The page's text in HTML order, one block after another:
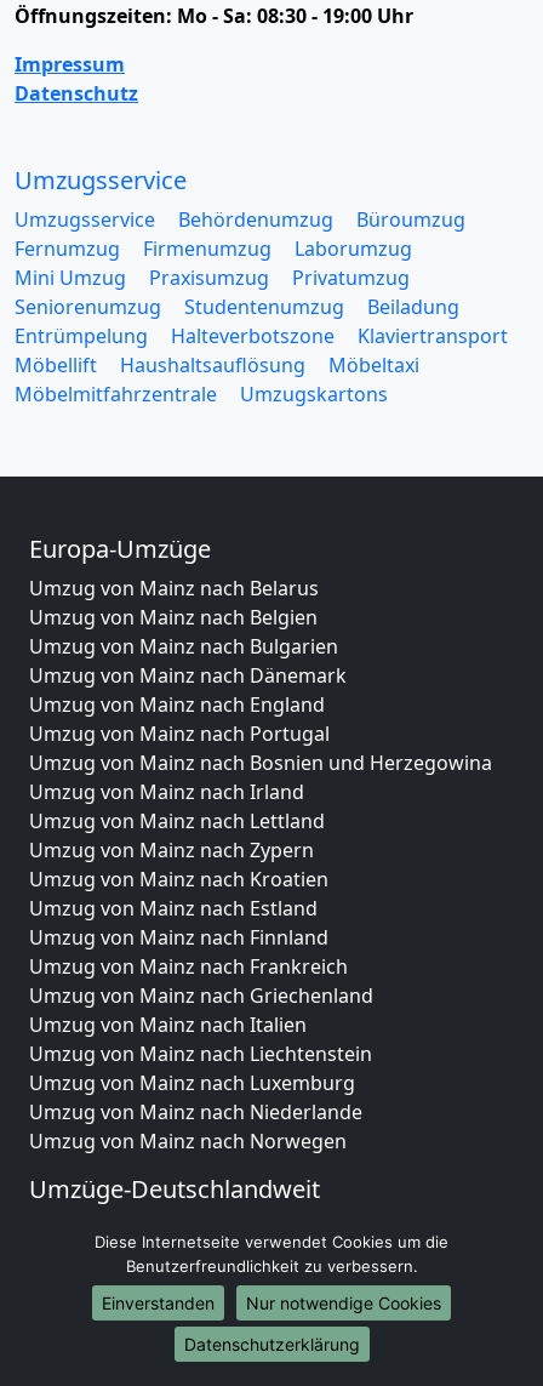
Öffnungszeiten: Mo - Sa: 08:30 - 19:00 Uhr
Impressum
Datenschutz
Umzugsservice
Umzugsservice Behördenumzug
Büroumzug
Fernumzug
Firmenumzug
Laborumzug
Mini Umzug
Praxisumzug
Privatumzug
Seniorenumzug
Studentenumzug
Beiladung
Entrümpelung
Halteverbotszone
Klaviertransport
Möbellift
Haushaltsauflösung
Möbeltaxi
Möbelmitfahrzentrale
Umzugskartons
Europa-Umzüge
Umzug von Mainz nach Belarus
Umzug von Mainz nach Belgien
Umzug von Mainz nach Bulgarien
Umzug von Mainz nach Dänemark
Umzug von Mainz nach England
Umzug von Mainz nach Portugal
Umzug von Mainz nach Bosnien und Herzegowina
Umzug von Mainz nach Irland
Umzug von Mainz nach Lettland
Umzug von Mainz nach Zypern
Umzug von Mainz nach Kroatien
Umzug von Mainz nach Estland
Umzug von Mainz nach Finnland
Umzug von Mainz nach Frankreich
Umzug von Mainz nach Griechenland
Umzug von Mainz nach Italien
Umzug von Mainz nach Liechtenstein
Umzug von Mainz nach Luxemburg
Umzug von Mainz nach Niederlande
Umzug von Mainz nach Norwegen
Umzüge-Deutschlandweit
Umzug von Mainz nach Hamburg
Umzug von Mainz nach München
Umzug von Mainz nach Köln
Umzug von Mainz nach Frankfurt am Main
Diese Internetseite verwendet Cookies um die
Benutzerfreundlichkeit zu verbessern.
Einverstanden
Nur notwendige Cookies
Datenschutzerklärung